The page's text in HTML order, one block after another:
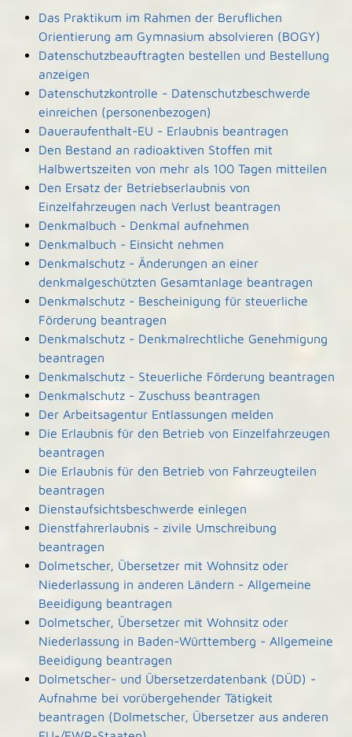
Das Praktikum im Rahmen der Beruflichen
Orientierung am Gymnasium absolvieren (BOGY)
Datenschutzbeauftragten bestellen und Bestellung
anzeigen
Datenschutzkontrolle - Datenschutzbeschwerde
einreichen (personenbezogen)
Daueraufenthalt-EU - Erlaubnis beantragen
Den Bestand an radioaktiven Stoffen mit
Halbwertszeiten von mehr als 100 Tagen mitteilen
Den Ersatz der Betriebserlaubnis von
Einzelfahrzeugen nach Verlust beantragen
Denkmalbuch - Denkmal aufnehmen
Denkmalbuch - Einsicht nehmen
Denkmalschutz - Änderungen an einer
denkmalgeschützten Gesamtanlage beantragen
Denkmalschutz - Bescheinigung für steuerliche
Förderung beantragen
Denkmalschutz - Denkmalrechtliche Genehmigung
beantragen
Denkmalschutz - Steuerliche Förderung beantragen
Denkmalschutz - Zuschuss beantragen
Der Arbeitsagentur Entlassungen melden
Die Erlaubnis für den Betrieb von Einzelfahrzeugen
beantragen
Die Erlaubnis für den Betrieb von Fahrzeugteilen
beantragen
Dienstaufsichtsbeschwerde einlegen
Dienstfahrerlaubnis - zivile Umschreibung
beantragen
Dolmetscher, Übersetzer mit Wohnsitz oder
Niederlassung in anderen Ländern - Allgemeine
Beeidigung beantragen
Dolmetscher, Übersetzer mit Wohnsitz oder
Niederlassung in Baden-Württemberg - Allgemeine
Beeidigung beantragen
Dolmetscher- und Übersetzerdatenbank (DÜD) -
Aufnahme bei vorübergehender Tätigkeit
beantragen (Dolmetscher, Übersetzer aus anderen